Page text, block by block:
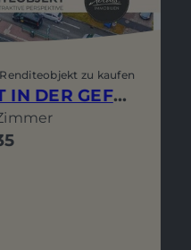
zu kaufen
TOP-INVESTMENT IN DER GEFRAGTEN BERLINER STRASSE: VOLLVERMIETETES WOHN- UND GESCHÄFTSHAUS